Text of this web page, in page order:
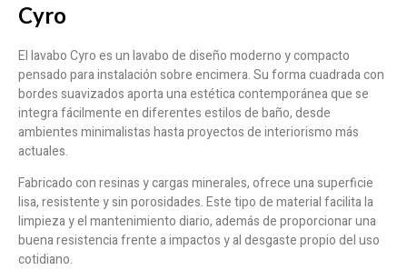
Cyro
El lavabo Cyro es un lavabo de diseño moderno y compacto
pensado para instalación sobre encimera. Su forma cuadrada con
bordes suavizados aporta una estética contemporánea que se
integra fácilmente en diferentes estilos de baño, desde
ambientes minimalistas hasta proyectos de interiorismo más
actuales.
Fabricado con resinas y cargas minerales, ofrece una superficie
lisa, resistente y sin porosidades. Este tipo de material facilita la
limpieza y el mantenimiento diario, además de proporcionar una
buena resistencia frente a impactos y al desgaste propio del uso
cotidiano.